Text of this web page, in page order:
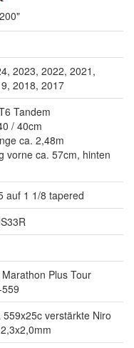
2023, 2022, 2021,
2018, 2017
Tandem
/ 40cm
ca. 2,48m
vorne ca. 57cm, hinten
auf 1 1/8 tapered
Plus Tour
559x25c verstärkte Niro